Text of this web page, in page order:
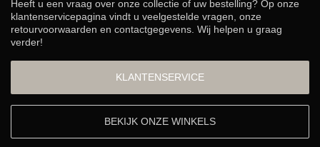
Heeft u een vraag over onze collectie of uw bestelling? Op onze
klantenservicepagina vindt u veelgestelde vragen, onze
retourvoorwaarden en contactgegevens. Wij helpen u graag
verder!
KLANTENSERVICE
BEKIJK ONZE WINKELS